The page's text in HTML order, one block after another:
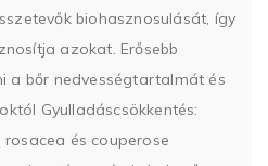
biohasznosulását, így
azokat. Erősebb
a bőr nedvességtartalmát és
Gyulladáscsökkentés:
rosacea és couperose